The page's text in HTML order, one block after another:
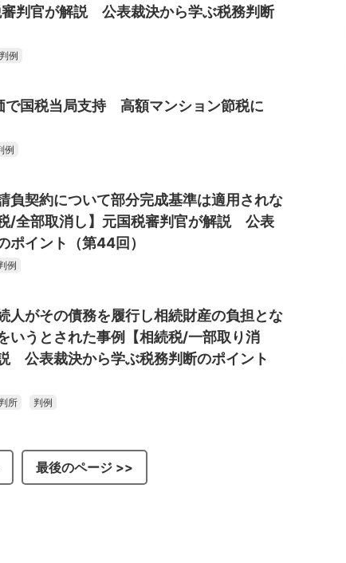
判官が解説 公表裁決から学ぶ税務判断
判例
国税当局支持 高額マンション節税に
例
負契約について部分完成基準は適用されな
/全部取消し】元国税審判官が解説 公表
ポイント（第44回）
例
人がその債務を履行し相続財産の負担とな
いうとされた事例【相続税/一部取り消
公表裁決から学ぶ税務判断のポイント
所 判例
最後のページ >>